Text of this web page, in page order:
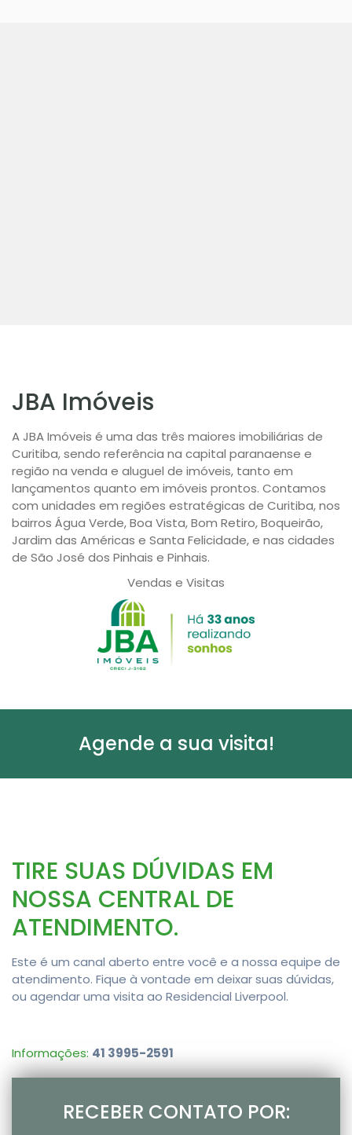
JBA Imóveis
A JBA Imóveis é uma das três maiores imobiliárias de
Curitiba, sendo referência na capital paranaense e
região na venda e aluguel de imóveis, tanto em
lançamentos quanto em imóveis prontos. Contamos
com unidades em regiões estratégicas de Curitiba, nos
bairros Água Verde, Boa Vista, Bom Retiro, Boqueirão,
Jardim das Américas e Santa Felicidade, e nas cidades
de São José dos Pinhais e Pinhais.
Vendas e Visitas
Agende a sua visita!
TIRE SUAS DÚVIDAS EM
NOSSA CENTRAL DE
ATENDIMENTO.
Este é um canal aberto entre você e a nossa equipe de
atendimento. Fique à vontade em deixar suas dúvidas,
ou agendar uma visita ao Residencial Liverpool.
Informações: 41 3995-2591
RECEBER CONTATO POR: